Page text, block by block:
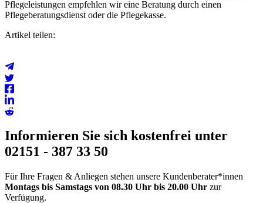
Pflegeleistungen empfehlen wir eine Beratung durch einen
Pflegeberatungsdienst oder die Pflegekasse.
Artikel teilen:
Informieren Sie sich kostenfrei unter
02151 - 387 33 50
Für Ihre Fragen & Anliegen stehen unsere Kundenberater*innen
Montags bis Samstags von 08.30 Uhr bis 20.00 Uhr zur
Verfügung.